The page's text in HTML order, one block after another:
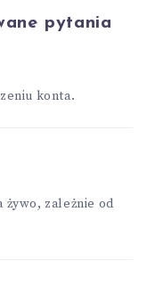
pytania
konta.
zależnie od